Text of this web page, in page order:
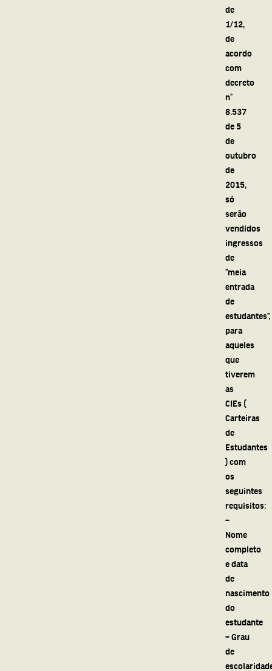
de
1/12,
de
acordo
com
decreto
n°
8.537
de 5
de
outubro
de
2015,
só
serão
vendidos
ingressos
de
“meia
entrada
de
estudantes”,
para
aqueles
que
tiverem
as
CIEs (
Carteiras
de
Estudantes
) com
os
seguintes
requisitos:
–
Nome
completo
e data
de
nascimento
do
estudante
– Grau
de